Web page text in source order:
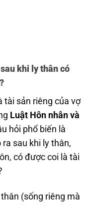
khi ly thân có
tài sản riêng của vợ
Luật Hôn nhân và
hỏi phổ biến là
ra sau khi ly thân,
có được coi là tài
(sống riêng mà